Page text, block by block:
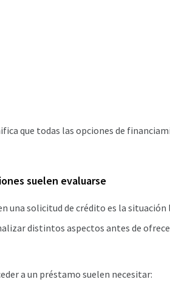
que todas las opciones de
suelen evaluarse
una solicitud de crédito es la
distintos aspectos antes de
a un préstamo suelen necesitar: